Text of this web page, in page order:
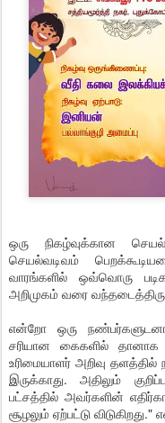
ஒரு நிகழ்வுக்கான
செயல்வடிவம்
வாரங்களில் ஒவ்வொரு
அறிமுகம் வரை
என்றோ ஒரு
சரியான கைகளில்
உரிமையாளர் அறிவு
இருக்காது. அதிலும்
பட்சத்தில் அவர்களின்
சூழலும் ஏற்பட்டு